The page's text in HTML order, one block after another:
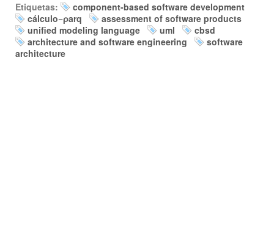
Etiquetas:
component-based software development
cálculo−ρarq
assessment of software products
unified modeling language
uml
cbsd
architecture and software engineering
software
architecture